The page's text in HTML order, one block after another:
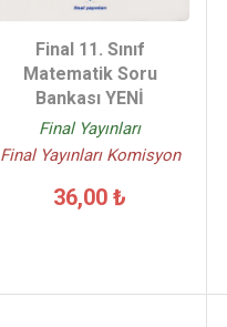
Final 11. Sınıf
Matematik Soru
Bankası YENİ
Final Yayınları
Final Yayınları Komisyon
36,00 ₺